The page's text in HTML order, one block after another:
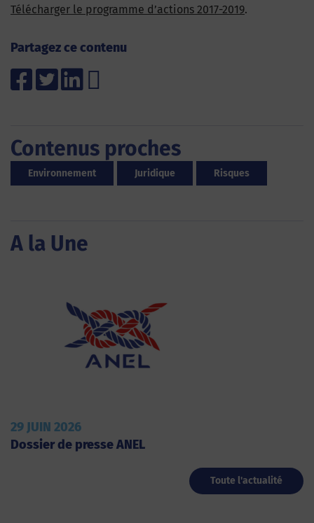
Télécharger le programme d’actions 2017-2019.
Partagez ce contenu
Contenus proches
Environnement Juridique Risques
A la Une
29 JUIN 2026
Dossier de presse ANEL
Toute l'actualité